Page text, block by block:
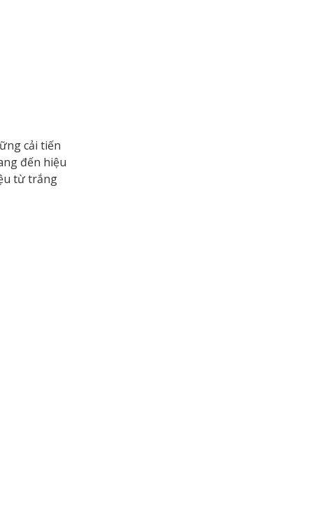
cải tiến
đến hiệu
từ trắng